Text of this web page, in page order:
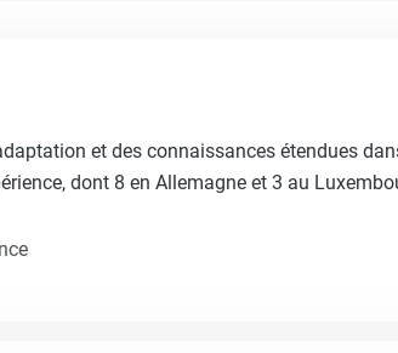
et des connaissances étendues
dont 8 en Allemagne et 3 au